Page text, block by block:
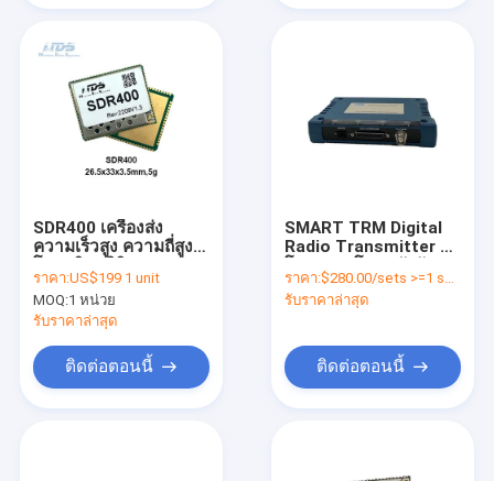
SDR400 เครื่องส่ง
ความเร็วสูง ความถี่สูง
กระโดด
ราคา:US$199 1 unit
MOQ:1 หน่วย
รับราคาล่าสุด
ติดต่อตอนนี้
SMART TRM Digital
Radio Transmitter มิ
สัญญาณ
ราคา:$280.00/sets >=1 sets
รับราคาล่าสุด
ติดต่อตอนนี้